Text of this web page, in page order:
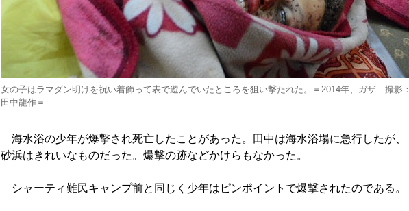
女の子はラマダン明けを祝い着飾って表で遊んでいたところを狙い撃たれた。＝2014年、ガザ 撮影：
田中龍作＝
海水浴の少年が爆撃され死亡したことがあった。田中は海水浴場に急行したが、
砂浜はきれいなものだった。爆撃の跡などかけらもなかった。
シャーティ難民キャンプ前と同じく少年はピンポイントで爆撃されたのである。